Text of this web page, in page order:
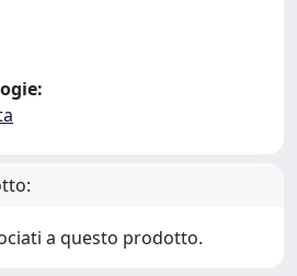
a questo prodotto.